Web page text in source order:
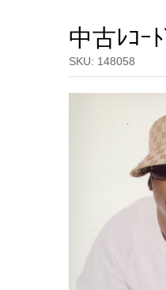
中古ﾚｺｰ
SKU: 148058